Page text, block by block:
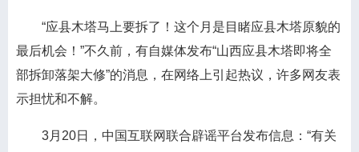
“应县木塔马上要拆了！这个月是目睹应县木塔原貌的
最后机会！”不久前，有自媒体发布“山西应县木塔即将全
部拆卸落架大修”的消息，在网络上引起热议，许多网友表
示担忧和不解。
3月20日，中国互联网联合辟谣平台发布信息：“有关